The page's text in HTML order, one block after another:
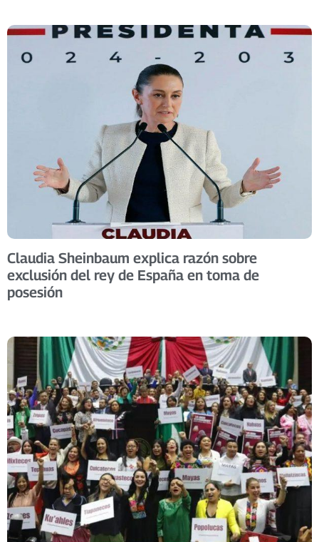
Claudia Sheinbaum explica razón sobre
exclusión del rey de España en toma de
posesión